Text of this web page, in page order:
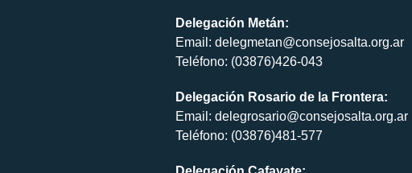
Delegación Metán:
Email: delegmetan@consejosalta.org.ar
Teléfono: (03876)426-043
Delegación Rosario de la Frontera:
Email: delegrosario@consejosalta.org.ar
Teléfono: (03876)481-577